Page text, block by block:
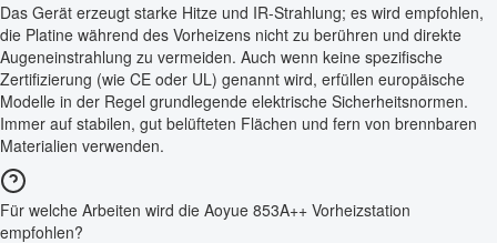
Das Gerät erzeugt starke Hitze und IR-Strahlung; es wird empfohlen,
die Platine während des Vorheizens nicht zu berühren und direkte
Augeneinstrahlung zu vermeiden. Auch wenn keine spezifische
Zertifizierung (wie CE oder UL) genannt wird, erfüllen europäische
Modelle in der Regel grundlegende elektrische Sicherheitsnormen.
Immer auf stabilen, gut belüfteten Flächen und fern von brennbaren
Materialien verwenden.
Für welche Arbeiten wird die Aoyue 853A++ Vorheizstation
empfohlen?